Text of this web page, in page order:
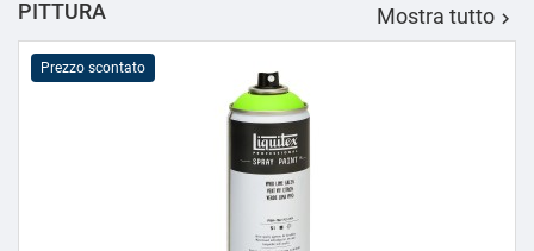
PITTURA Mostra tutto 
Prezzo scontato